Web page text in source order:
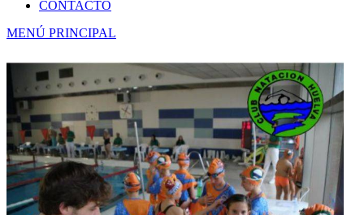
CONTACTO
MENÚ PRINCIPAL